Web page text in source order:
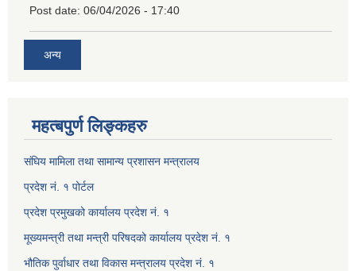
Post date: 06/04/2026 - 17:40
अन्य
महत्बपुर्ण लिङ्कहरु
संघिय मामिला तथा सामान्य प्रशासन मन्त्रालय
प्रदेश नं. १ पोर्टल
प्रदेश प्रमुखको कार्यालय प्रदेश नं. १
मूख्यमन्त्री तथा मन्त्री परिषदको कार्यालय प्रदेश नं. १
भौतिक पुर्वाधार तथा विकास मन्त्रालय प्रदेश नं. १